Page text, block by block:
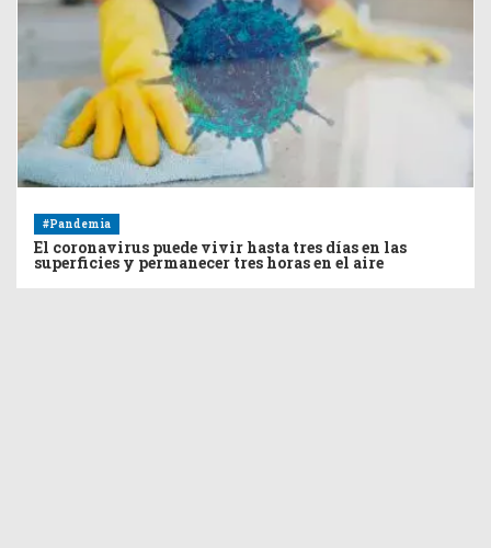
#Pandemia
El coronavirus puede vivir hasta tres días en las
superficies y permanecer tres horas en el aire